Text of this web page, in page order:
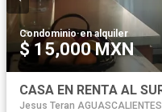
Condominio·en alquiler
$ 15,000 MXN
Jesus Teran AGUASCALIENTES